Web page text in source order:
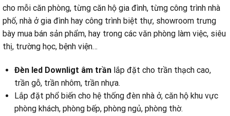
cho mỗi căn phòng, từng căn hộ gia đình, từng công trình nhà
phố, nhà ở gia đình hay công trình biệt thự, showroom trưng
bày mua bán sản phẩm, hay trong các văn phòng làm việc, siêu
thị, trường học, bệnh viện…
Đèn led Downligt âm trần lắp đặt cho trần thạch cao,
trần gỗ, trần nhôm, trần nhựa.
Lắp đặt phổ biến cho hệ thống đèn nhà ở, căn hộ khu vực
phòng khách, phòng bếp, phòng ngủ, phòng thờ.